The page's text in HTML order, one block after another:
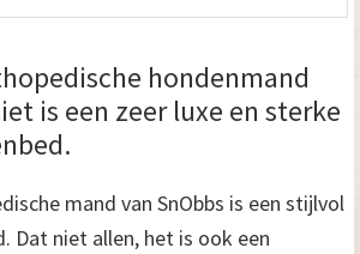
hondenmand
is een zeer luxe en sterke
mand van SnObbs is een stijlvol
Dat niet allen, het is ook een